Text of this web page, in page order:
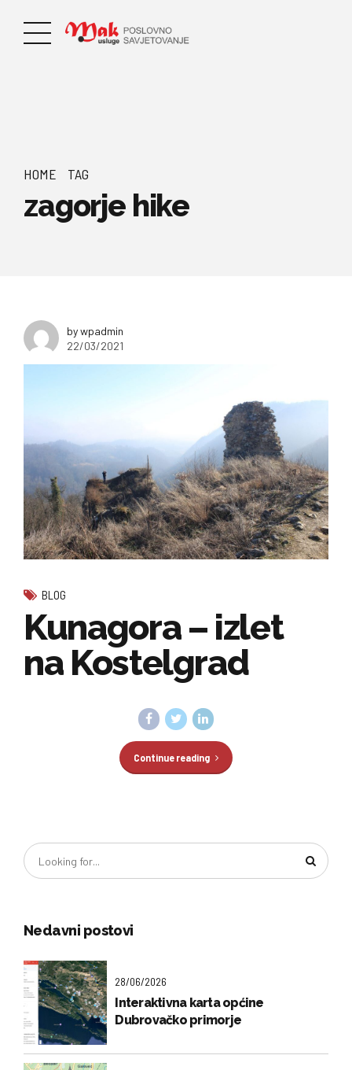
HOME TAG
zagorje hike
by wpadmin
22/03/2021
BLOG
Kunagora – izlet
na Kostelgrad
Continue reading
Nedavni postovi
28/06/2026
Interaktivna karta općine
Dubrovačko primorje